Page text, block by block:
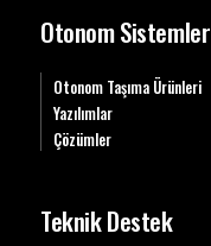
Otonom Sistemler
Otonom Taşıma Ürünleri
Yazılımlar
Çözümler
Teknik Destek